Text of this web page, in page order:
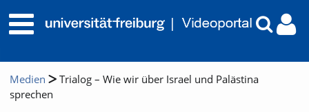
Medien
Trialog – Wie wir über Israel und Palästina
sprechen